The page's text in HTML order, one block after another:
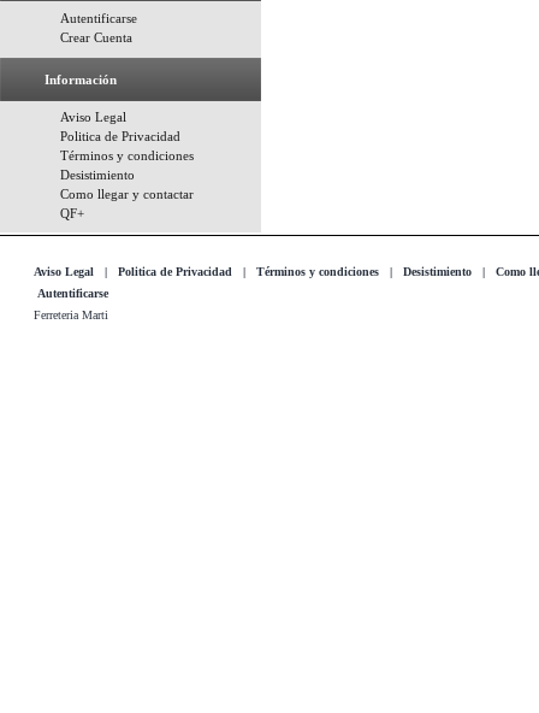
Autentificarse
Crear Cuenta
Información
Aviso Legal
Politica de Privacidad
Términos y condiciones
Desistimiento
Como llegar y contactar
QF+
Aviso Legal | Politica de Privacidad | Términos y condiciones | Desistimiento | Como
Autentificarse
Ferreteria Marti